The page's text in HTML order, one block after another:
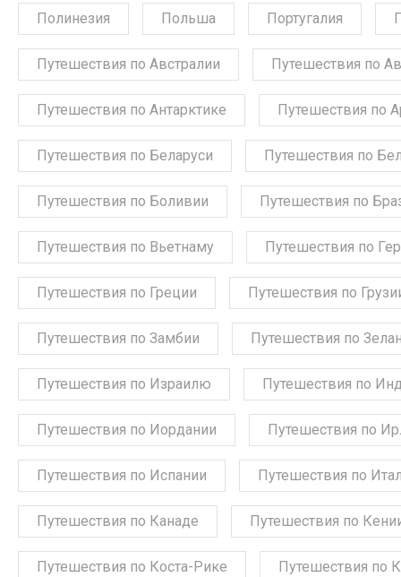
Полинезия Польша Португалия
Путешествия по Австралии Путешествия по
Путешествия по Антарктике Путешествия по
Путешествия по Беларуси Путешествия по
Путешествия по Боливии Путешествия по
Путешествия по Вьетнаму Путешествия по
Путешествия по Греции Путешествия по
Путешествия по Замбии Путешествия по
Путешествия по Израилю Путешествия по
Путешествия по Иордании Путешествия по
Путешествия по Испании Путешествия по
Путешествия по Канаде Путешествия по
Путешествия по Коста-Рике Путешествия по